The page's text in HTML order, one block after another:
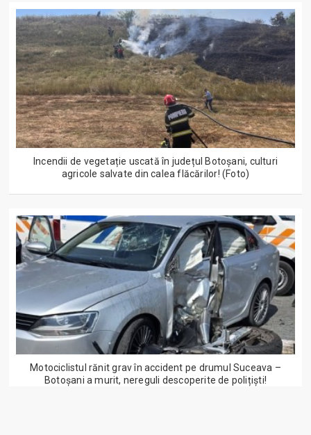
Incendii de vegetație uscată în județul Botoșani, culturi
agricole salvate din calea flăcărilor! (Foto)
Motociclistul rănit grav în accident pe drumul Suceava –
Botoșani a murit, nereguli descoperite de polițiști!